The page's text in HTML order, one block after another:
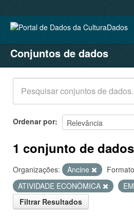
CONJUNTOS DE DADOS
ORGANIZAÇÕES
GRUPOS
SOBRE
Conjuntos de dados
Ordenar por
1 conjunto de
Organizações: Ancine
ATIVIDADE ECONÔMICA
Filtrar Resultados